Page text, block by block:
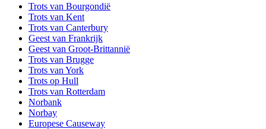
Trots van Bourgondië
Trots van Kent
Trots van Canterbury
Geest van Frankrijk
Geest van Groot-Brittannië
Trots van Brugge
Trots van York
Trots op Hull
Trots van Rotterdam
Norbank
Norbay
Europese Causeway